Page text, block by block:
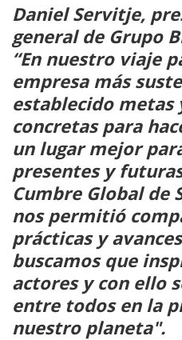
Daniel Servitje,
general de Grupo
“En nuestro viaje
empresa más
establecido metas
concretas para
un lugar mejor
presentes y
Cumbre Global de
nos permitió
prácticas y
buscamos que
actores y con ello
entre todos en la
nuestro planeta".